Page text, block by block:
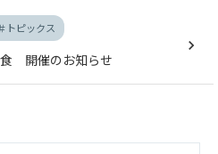
トピックス
開催のお知らせ